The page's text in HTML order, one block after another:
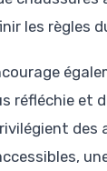
les règles
réfléchie et
des